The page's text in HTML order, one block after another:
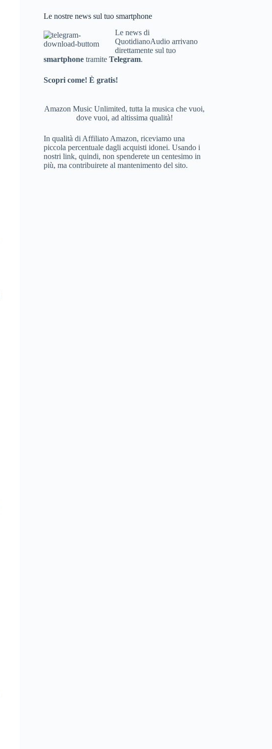
bo
ok
Le nostre news sul tuo smartphone
Le news di
QuotidianoAudio arrivano
direttamente sul tuo
smartphone tramiteTelegram.
Scopri come! È gratis!
Amazon Music Unlimited, tutta la musica che vuoi,
dove vuoi, ad altissima qualità!
In qualità di Affiliato Amazon, riceviamo una
piccola percentuale dagli acquisti idonei. Usando i
nostri link, quindi, non spenderete un centesimo in
più, ma contribuirete al mantenimento del sito.